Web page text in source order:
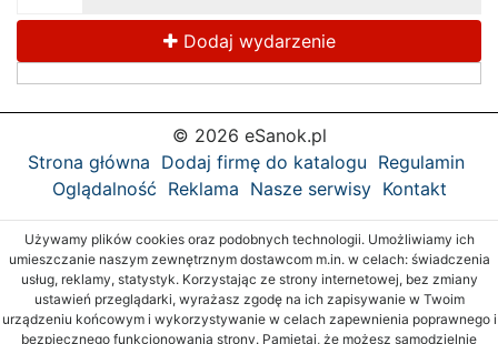
Dodaj wydarzenie
© 2026 eSanok.pl
Strona główna Dodaj firmę do katalogu Regulamin
Oglądalność Reklama Nasze serwisy Kontakt
Używamy plików cookies oraz podobnych technologii. Umożliwiamy ich
umieszczanie naszym zewnętrznym dostawcom m.in. w celach: świadczenia
usług, reklamy, statystyk. Korzystając ze strony internetowej, bez zmiany
ustawień przeglądarki, wyrażasz zgodę na ich zapisywanie w Twoim
urządzeniu końcowym i wykorzystywanie w celach zapewnienia poprawnego i
bezpiecznego funkcjonowania strony. Pamiętaj, że możesz samodzielnie